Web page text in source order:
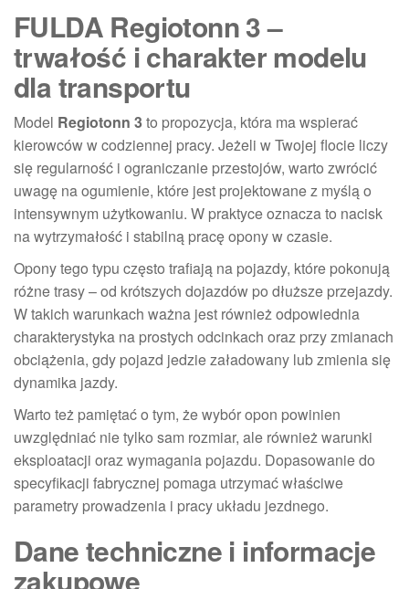
FULDA Regiotonn 3 –
trwałość i charakter modelu
dla transportu
Model Regiotonn 3to propozycja, która ma wspierać
kierowców w codziennej pracy. Jeżeli w Twojej flocie liczy
się regularność i ograniczanie przestojów, warto zwrócić
uwagę na ogumienie, które jest projektowane z myślą o
intensywnym użytkowaniu. W praktyce oznacza to nacisk
na wytrzymałość i stabilną pracę opony w czasie.
Opony tego typu często trafiają na pojazdy, które pokonują
różne trasy – od krótszych dojazdów po dłuższe przejazdy.
W takich warunkach ważna jest również odpowiednia
charakterystyka na prostych odcinkach oraz przy zmianach
obciążenia, gdy pojazd jedzie załadowany lub zmienia się
dynamika jazdy.
Warto też pamiętać o tym, że wybór opon powinien
uwzględniać nie tylko sam rozmiar, ale również warunki
eksploatacji oraz wymagania pojazdu. Dopasowanie do
specyfikacji fabrycznej pomaga utrzymać właściwe
parametry prowadzenia i pracy układu jezdnego.
Dane techniczne i informacje
zakupowe